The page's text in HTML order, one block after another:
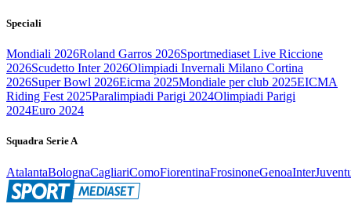
Speciali
Mondiali 2026Roland Garros 2026Sportmediaset Live Riccione
2026Scudetto Inter 2026Olimpiadi Invernali Milano Cortina
2026Super Bowl 2026Eicma 2025Mondiale per club 2025EICMA
Riding Fest 2025Paralimpiadi Parigi 2024Olimpiadi Parigi
2024Euro 2024
Squadra Serie A
AtalantaBolognaCagliariComoFiorentinaFrosinoneGenoaInter